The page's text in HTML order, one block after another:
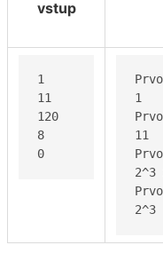
vstup
1
11
120
8
0
1
11
2^3